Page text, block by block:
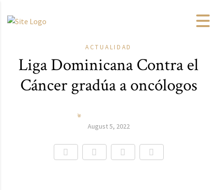
ACTUALIDAD
Liga Dominicana Contra el
Cáncer gradúa a oncólogos
August 5, 2022